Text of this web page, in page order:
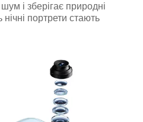
і зберігає природні
портрети стають